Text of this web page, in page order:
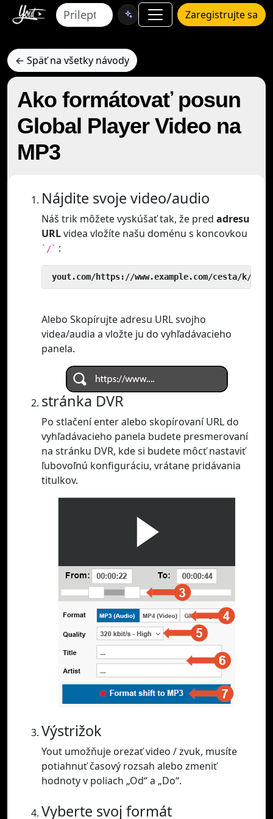
Zaregistrujte sa
← Späť na všetky návody
Ako formátovať posun
Global Player Video na
MP3
Nájdite svoje video/audio
Náš trik môžete vyskúšať tak, že pred adresu
URLvidea vložíte našu doménu s koncovkou
`/` :
yout.com/https://www.example.com/cesta/k/
Alebo Skopírujte adresu URL svojho
videa/audia a vložte ju do vyhľadávacieho
panela.
stránka DVR
Po stlačení enter alebo skopírovaní URL do
vyhľadávacieho panela budete presmerovaní
na stránku DVR, kde si budete môcť nastaviť
ľubovoľnú konfiguráciu, vrátane pridávania
titulkov.
Výstrižok
Yout umožňuje orezať video / zvuk, musíte
potiahnuť časový rozsah alebo zmeniť
hodnoty v poliach „Od“ a „Do“.
Vyberte svoj formát